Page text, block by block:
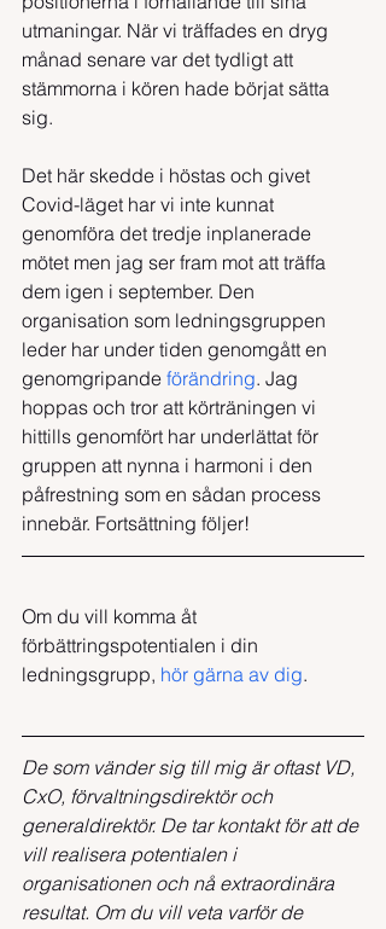
utmaningar. När vi träffades en dryg
månad senare var det tydligt att
stämmorna i kören hade börjat sätta
sig.
Det här skedde i höstas och givet
Covid-läget har vi inte kunnat
genomföra det tredje inplanerade
mötet men jag ser fram mot att träffa
dem igen i september. Den
organisation som ledningsgruppen
leder har under tiden genomgått en
genomgripande förändring. Jag
hoppas och tror att körträningen vi
hittills genomfört har underlättat för
gruppen att nynna i harmoni i den
påfrestning som en sådan process
innebär. Fortsättning följer!
Om du vill komma åt
förbättringspotentialen i din
ledningsgrupp, hör gärna av dig.
De som vänder sig till mig är oftast VD,
CxO, förvaltningsdirektör och
generaldirektör. De tar kontakt för att de
vill realisera potentialen i
organisationen och nå extraordinära
resultat. Om du vill veta varför de